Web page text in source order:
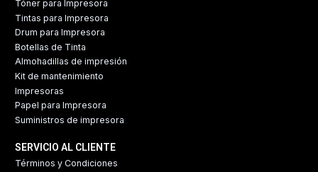
Tóner para Impresora
Tintas para Impresora
Drum para Impresora
Botellas de Tinta
Almohadillas de impresión
Kit de mantenimiento
Impresoras
Papel para Impresora
Suministros de impresora
SERVICIO AL CLIENTE
Términos y Condiciones